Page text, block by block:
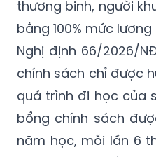
Học viên thuộc diện
cơ sở giáo dục
thương binh, người
bằng 100% mức
Nghị định 66/2026/
chính sách chỉ được
quá trình đi học của